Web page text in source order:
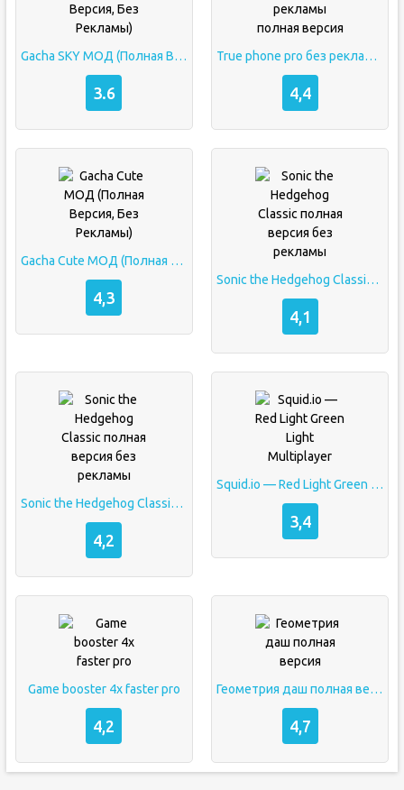
Gacha SKY МОД (Полная Версия, Без Рекламы)
3.6
True phone pro без рекламы полная версия
4,4
Gacha Cute МОД (Полная Версия, Без Рекламы)
4,3
Sonic the Hedgehog Classic полная версия без рекламы
4,1
Sonic the Hedgehog Classic полная версия без рекламы
4,2
Squid.io — Red Light Green Light Multiplayer
3,4
Game booster 4x faster pro
4,2
Геометрия даш полная версия
4,7